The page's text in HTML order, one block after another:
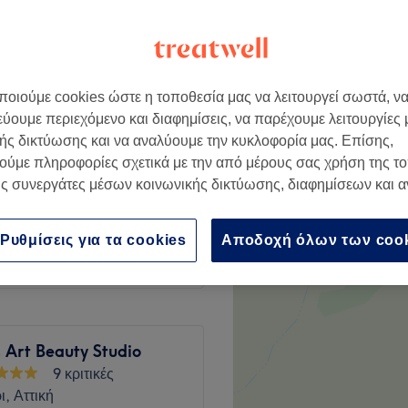
€ 10
€ 14
Art Beauty Studio
9 κριτικές
Αττική
cookies ώστε η τοποθεσία μας να λειτουργεί σωστά, να
περιεχόμενο και διαφημίσεις, να παρέχουμε
δικτύωσης και να αναλύουμε την κυκλοφορία μας. Επίσης,
πληροφορίες σχετικά με την από μέρους σας χρήση της
συνεργάτες μέσων κοινωνικής δικτύωσης, διαφημίσεων και
Αποδοχή όλων των
Ρυθμίσεις για τα cookies